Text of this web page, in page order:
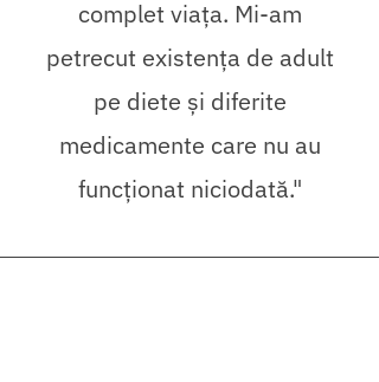
complet viața. Mi-am
petrecut existența de adult
pe diete și diferite
medicamente care nu au
funcționat niciodată."